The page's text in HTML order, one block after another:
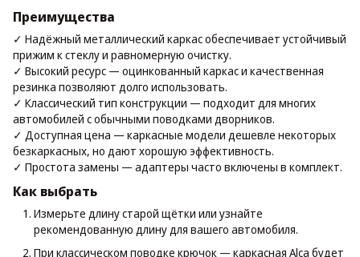
Преимущества
✓ Надёжный металлический каркас обеспечивает устойчивый
прижим к стеклу и равномерную очистку.
✓ Высокий ресурс — оцинкованный каркас и качественная
резинка позволяют долго использовать.
✓ Классический тип конструкции — подходит для многих
автомобилей с обычными поводками дворников.
✓ Доступная цена — каркасные модели дешевле некоторых
безкаркасных, но дают хорошую эффективность.
✓ Простота замены — адаптеры часто включены в комплект.
Как выбрать
Измерьте длину старой щётки или узнайте
рекомендованную длину для вашего автомобиля.
При классическом поводке крючок — каркасная Alca будет